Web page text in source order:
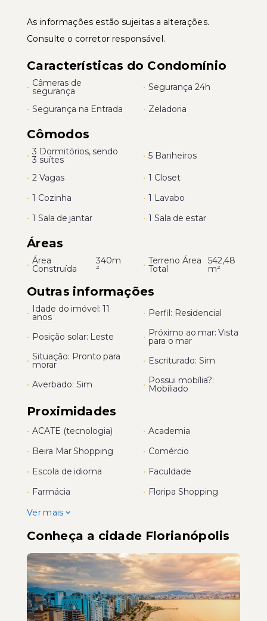
As informações estão sujeitas a alterações.
Consulte o corretor responsável.
Características do Condomínio
• Câmeras de
segurança • Segurança 24h
• Segurança na Entrada • Zeladoria
Cômodos
• 3 Dormitórios, sendo
3 suítes • 5 Banheiros
• 2 Vagas • 1 Closet
• 1 Cozinha • 1 Lavabo
• 1 Sala de jantar • 1 Sala de estar
Áreas
• Área
Construída
340m
² • Terreno Área
Total
542,48
m²
Outras informações
• Idade do imóvel: 11
anos • Perfil: Residencial
• Posição solar: Leste • Próximo ao mar: Vista
para o mar
• Situação: Pronto para
morar • Escriturado: Sim
• Averbado: Sim • Possui mobília?:
Mobiliado
Proximidades
• ACATE (tecnologia) • Academia
• Beira Mar Shopping • Comércio
• Escola de idioma • Faculdade
• Farmácia • Floripa Shopping
Ver mais
Conheça a cidade Florianópolis